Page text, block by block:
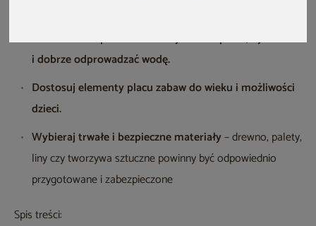
Nawierzchnia powinna amortyzować upadki, być równa
i dobrze odprowadzać wodę.
Dostosuj elementy placu zabaw do wieku i możliwości
dzieci.
Wybieraj trwałe i bezpieczne materiały– drewno, palety,
liny czy tworzywa sztuczne powinny być odpowiednio
przygotowane i zabezpieczone
Spis treści: